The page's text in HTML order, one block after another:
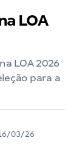
LOA
LOA 2026
para a
03/26